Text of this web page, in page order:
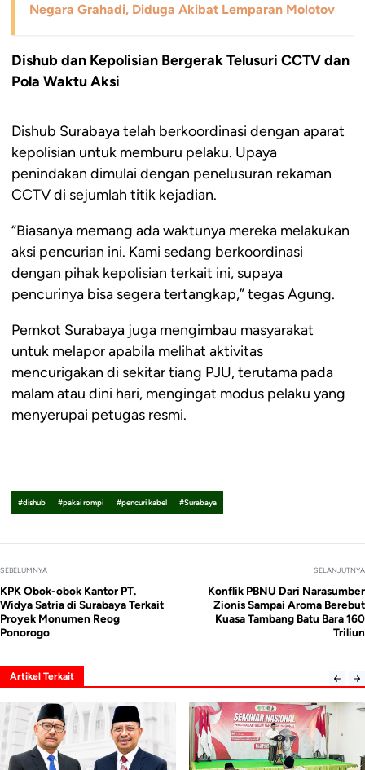
Negara Grahadi, Diduga Akibat Lemparan Molotov
Dishub dan Kepolisian Bergerak Telusuri CCTV dan
Pola Waktu Aksi
Dishub Surabaya telah berkoordinasi dengan aparat
kepolisian untuk memburu pelaku. Upaya
penindakan dimulai dengan penelusuran rekaman
CCTV di sejumlah titik kejadian.
“Biasanya memang ada waktunya mereka melakukan
aksi pencurian ini. Kami sedang berkoordinasi
dengan pihak kepolisian terkait ini, supaya
pencurinya bisa segera tertangkap,” tegas Agung.
Pemkot Surabaya juga mengimbau masyarakat
untuk melapor apabila melihat aktivitas
mencurigakan di sekitar tiang PJU, terutama pada
malam atau dini hari, mengingat modus pelaku yang
menyerupai petugas resmi.
#dishub #pakai rompi #pencuri kabel #Surabaya
SEBELUMNYA
KPK Obok-obok Kantor PT.
Widya Satria di Surabaya Terkait
Proyek Monumen Reog
Ponorogo
SELANJUTNYA
Konflik PBNU Dari Narasumber
Zionis Sampai Aroma Berebut
Kuasa Tambang Batu Bara 160
Triliun
Artikel Terkait